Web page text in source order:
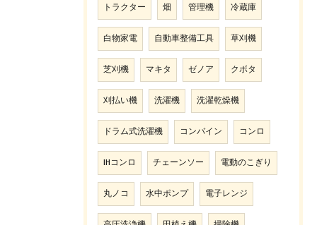
トラクター 畑 管理機 冷蔵庫
白物家電 自動車整備工具 草刈機
芝刈機 マキタ ゼノア クボタ
刈払い機 洗濯機 洗濯乾燥機
ドラム式洗濯機 コンバイン コンロ
IHコンロ チェーンソー 電動のこぎり
丸ノコ 水中ポンプ 電子レンジ